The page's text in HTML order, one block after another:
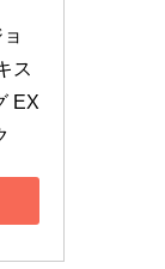
ス
EX